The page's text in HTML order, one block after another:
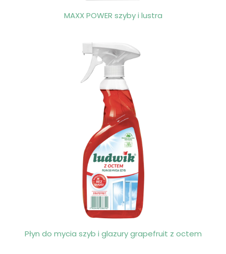
MAXX POWER szyby i lustra
Płyn do mycia szyb i glazury grapefruit z octem